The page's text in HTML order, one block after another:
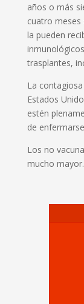
años o más
cuatro meses
la pueden
trasplantes,
La
Estados
estén
de
Los no
mucho mayor.